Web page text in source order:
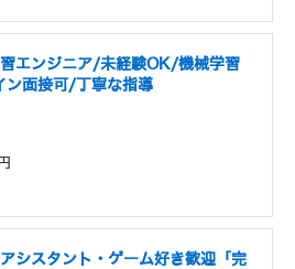
エンジニア/未経験OK/機械学習
ン面接可/丁寧な指導
シスタント・ゲーム好き歓迎「完